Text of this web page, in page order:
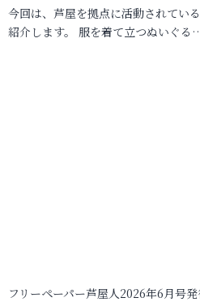
今回は、芦屋を拠点に活動されてい
紹介します。 服を着て立つぬいぐる
フリーペーパー芦屋人2026年6月号